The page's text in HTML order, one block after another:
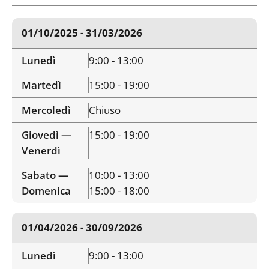
01/10/2025 - 31/03/2026
Lunedì
9:00 - 13:00
Martedì
15:00 - 19:00
Mercoledì
Chiuso
Giovedì —
Venerdì
15:00 - 19:00
Sabato —
Domenica
10:00 - 13:00
15:00 - 18:00
01/04/2026 - 30/09/2026
Lunedì 9:00 - 13:00